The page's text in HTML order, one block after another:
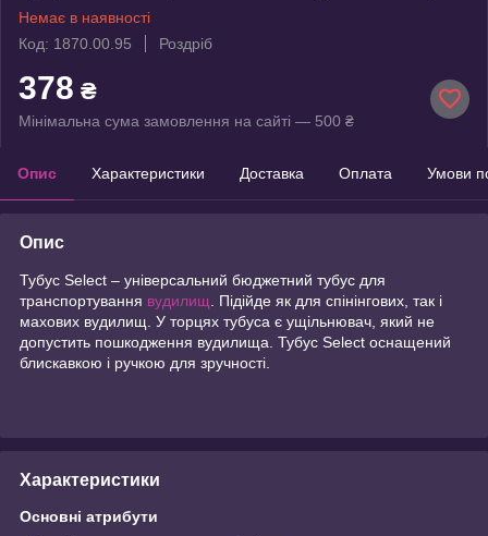
Немає в наявності
Код: 1870.00.95
Роздріб
378 ₴
Мінімальна сума замовлення на сайті — 500 ₴
Опис Характеристики Доставка Оплата Умови
Опис
Тубус Select – універсальний бюджетний тубус для
транспортування вудилищ . Підійде як для спінінгових, так і
махових вудилищ. У торцях тубуса є ущільнювач, який не
допустить пошкодження вудилища. Тубус Select оснащений
блискавкою і ручкою для зручності.
Характеристики
Основні атрибути